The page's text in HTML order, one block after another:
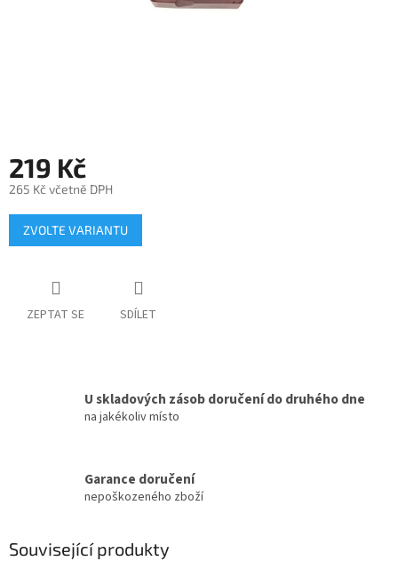
219 Kč
265 Kč včetně DPH
Měrná
cena:
ZVOLTE VARIANTU
ZEPTAT SE SDÍLET
U skladových zásob doručení do druhého dne
na jakékoliv místo
Garance doručení
nepoškozeného zboží
Související produkty